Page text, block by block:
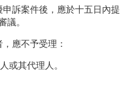
訴案件後，應於十五日內提
議。
應不予受理：
或其代理人。